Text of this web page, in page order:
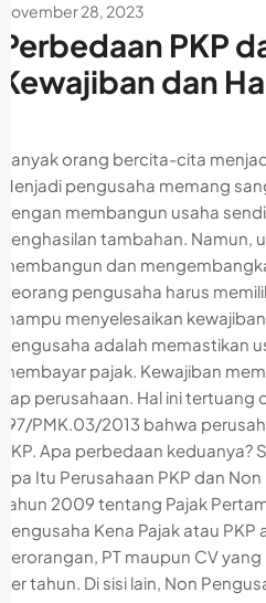
November 28, 2023
Perbedaan PKP
Kewajiban dan
Banyak orang bercita-cita
Menjadi pengusaha memang
dengan membangun usaha
penghasilan tambahan. Namun,
membangun dan
Seorang pengusaha harus
mampu menyelesaikan
pengusaha adalah memastikan
membayar pajak. Kewajiban
tiap perusahaan. Hal ini tertuang
197/PMK.03/2013 bahwa
PKP. Apa perbedaan keduanya?
Apa Itu Perusahaan PKP dan
Tahun 2009 tentang Pajak
Pengusaha Kena Pajak atau
perorangan, PT maupun CV
per tahun. Di sisi lain, Non